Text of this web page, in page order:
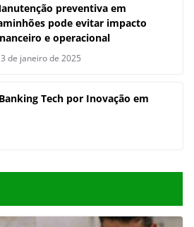
preventiva em
pode evitar impacto
e operacional
3 de janeiro de 2025
Tech por Inovação em